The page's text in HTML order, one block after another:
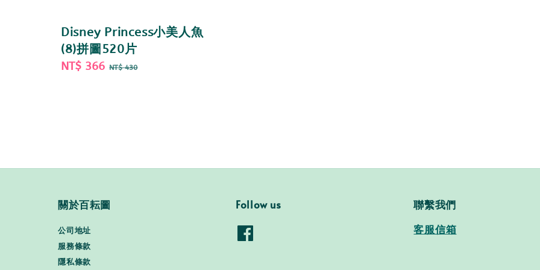
Disney Princess小美人魚
(8)拼圖520片
Sale
NT$ 366 Regular
NT$ 430
關於百耘圖
公司地址
服務條款
隱私條款
Follow us 聯繫我們
客服信箱